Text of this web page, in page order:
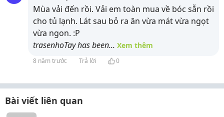
Mùa vải đến rồi. Vải em toàn mua về bóc sẵn rồi
cho tủ lạnh. Lát sau bỏ ra ăn vừa mát vừa ngọt
vừa ngon. :P
trasenhoTay has been... Xem thêm
8 năm trước Trả lời 0
Bài viết liên quan